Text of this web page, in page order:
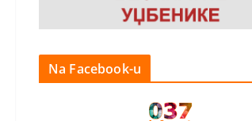
Na Facebook-u